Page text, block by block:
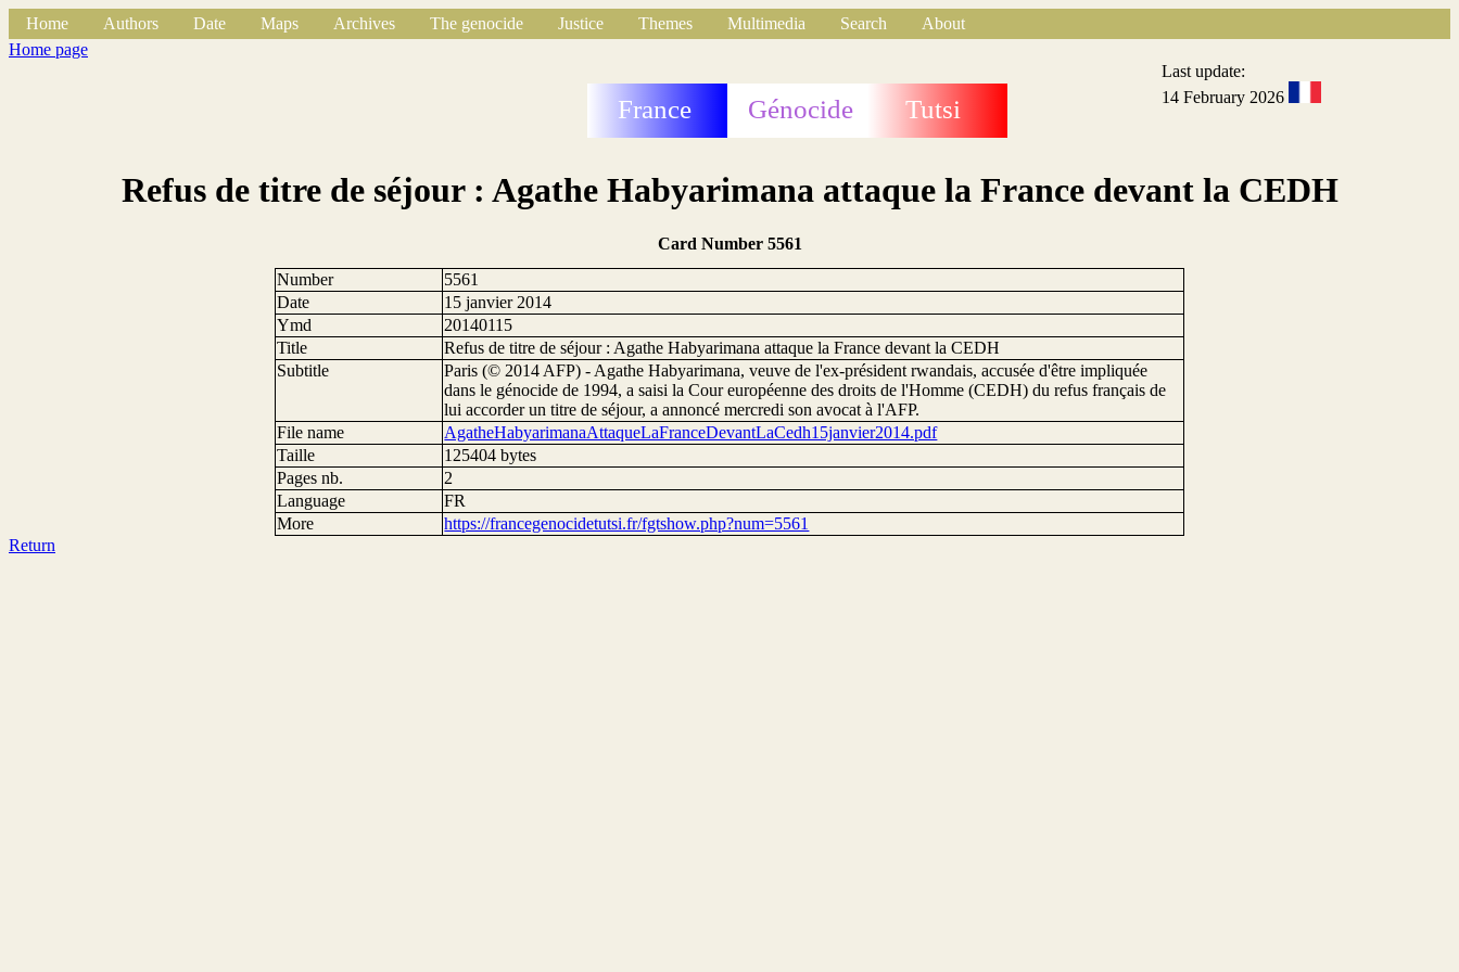
Home Authors Date Maps Archives The genocide Justice Themes Multimedia Search
About
Home page
France Génocide Tutsi
Last update:
14 February 2026
Refus de titre de séjour : Agathe Habyarimana attaque la France devant la CEDH
Card Number 5561
Number
5561
Date
15 janvier 2014
Ymd
20140115
Title
Refus de titre de séjour : Agathe Habyarimana attaque la France devant la CEDH
Subtitle
Paris (© 2014 AFP) - Agathe Habyarimana, veuve de l'ex-président rwandais, accusée d'être impliquée
dans le génocide de 1994, a saisi la Cour européenne des droits de l'Homme (CEDH) du refus français de
lui accorder un titre de séjour, a annoncé mercredi son avocat à l'AFP.
File name
AgatheHabyarimanaAttaqueLaFranceDevantLaCedh15janvier2014.pdf
Taille
125404 bytes
Pages nb.
2
Language
FR
More
https://francegenocidetutsi.fr/fgtshow.php?num=5561
Return